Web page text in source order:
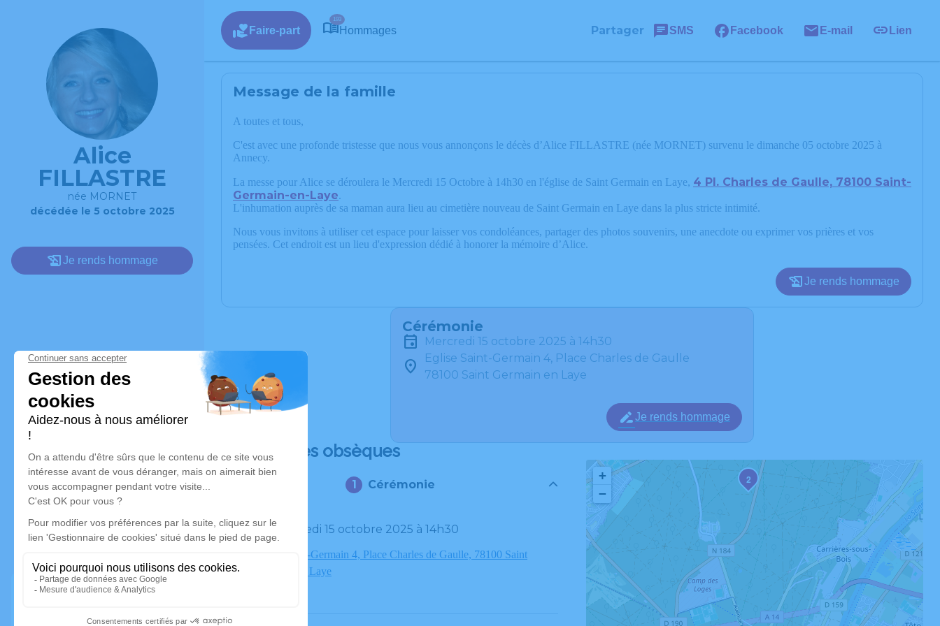
Alice
FILLASTRE
née MORNET
décédée le 5 octobre 2025
Je rends hommage
Faire-part
193
Hommages Partager SMS Facebook E-mail Lien
Message de la famille
A toutes et tous,
C'est avec une profonde tristesse que nous vous annonçons le décès d’Alice FILLASTRE (née MORNET) survenu le dimanche 05 octobre 2025 à
Annecy.
La messe pour Alice se déroulera le Mercredi 15 Octobre à 14h30 en l'église de Saint Germain en Laye, 4 Pl. Charles de Gaulle, 78100 Saint-
Germain-en-Laye.
L'inhumation auprès de sa maman aura lieu au cimetière nouveau de Saint Germain en Laye dans la plus stricte intimité.
Nous vous invitons à utiliser cet espace pour laisser vos condoléances, partager des photos souvenirs, une anecdote ou exprimer vos prières et vos
pensées. Cet endroit est un lieu d'expression dédié à honorer la mémoire d’Alice.
Je rends hommage
Cérémonie
mercredi 15 octobre 2025 à 14h30
Eglise Saint-Germain 4, Place Charles de Gaulle
78100 Saint Germain en Laye
Je rends hommage
Déroulé des obsèques
Cérémonie
Le mercredi 15 octobre 2025 à 14h30
Eglise Saint-Germain 4, Place Charles de Gaulle, 78100 Saint
Germain en Laye
2
+
−